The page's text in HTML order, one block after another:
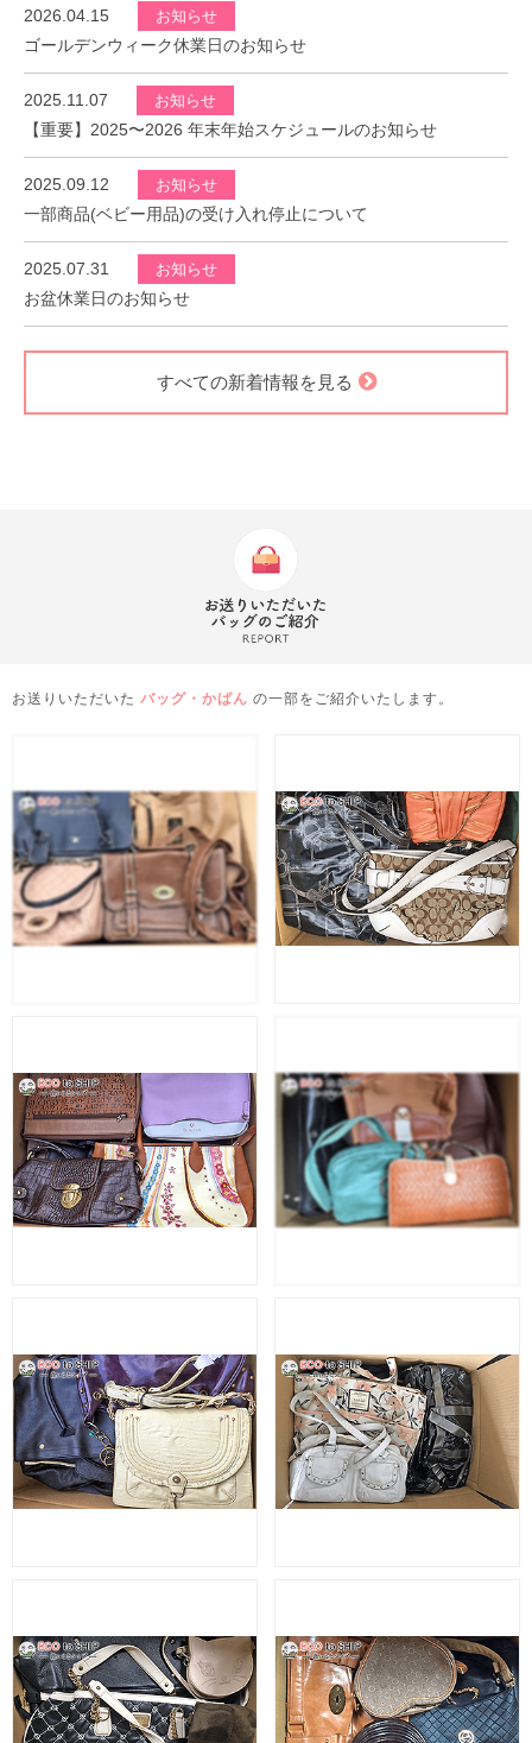
2026.04.15 お知らせ
ゴールデンウィーク休業日のお知らせ
2025.11.07 お知らせ
【重要】2025〜2026 年末年始スケジュールのお知らせ
2025.09.12 お知らせ
一部商品(ベビー用品)の受け入れ停止について
2025.07.31 お知らせ
お盆休業日のお知らせ
すべての新着情報を見る
お送りいただいた バッグ・かばん の一部をご紹介いたします。